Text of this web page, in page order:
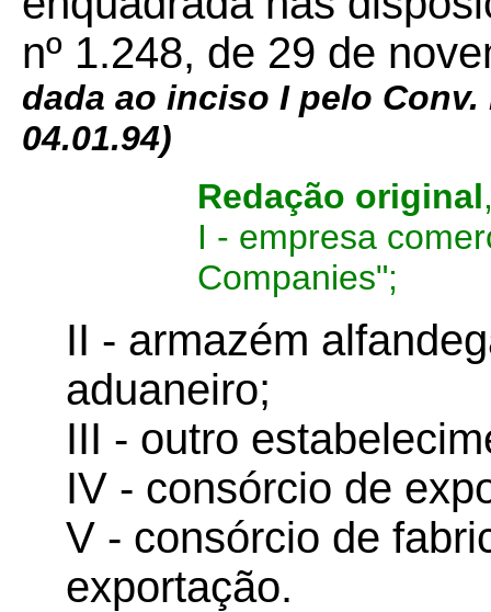
nº 1.248, de 29 de
dada ao inciso I pelo
04.01.94)
Redação original
I - empresa
Companies";
II - armazém
aduaneiro;
III - outro
IV - consórcio de
V - consórcio de
exportação.